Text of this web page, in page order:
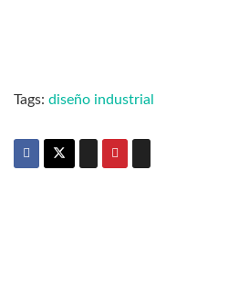
Tags: diseño industrial